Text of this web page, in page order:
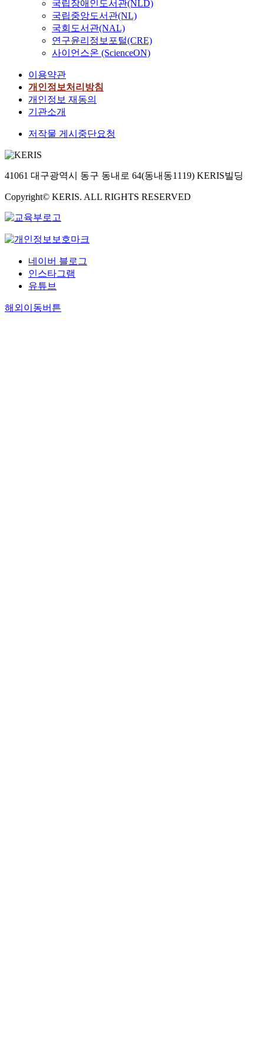
국립장애인도서관(NLD)
국립중앙도서관(NL)
국회도서관(NAL)
연구윤리정보포털(CRE)
사이언스온 (ScienceON)
이용약관
개인정보처리방침
개인정보 재동의
기관소개
저작물 게시중단요청
41061 대구광역시 동구 동내로 64(동내동1119) KERIS빌딩
Copyright© KERIS. ALL RIGHTS RESERVED
네이버 블로그
인스타그램
유튜브
해외이동버튼